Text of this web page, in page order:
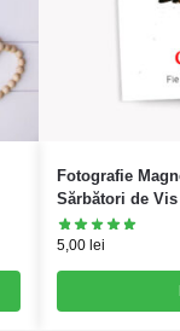
Fotografie
Sărbători de Vis
5,00 lei